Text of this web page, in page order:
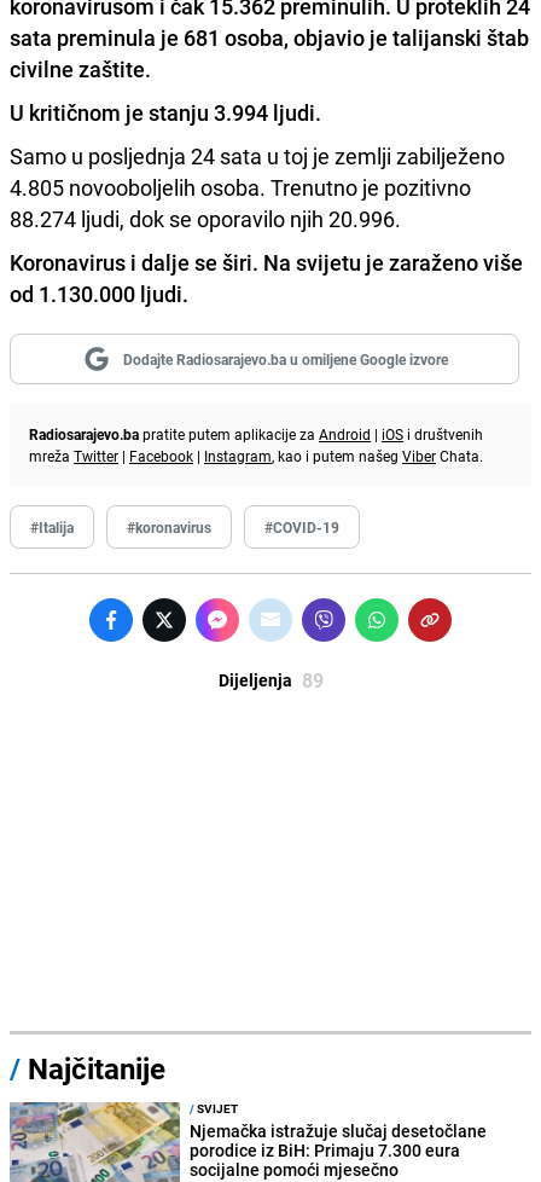
sata preminula je 681 osoba, objavio je talijanski štab
civilne zaštite.
U kritičnom je stanju 3.994 ljudi.
Samo u posljednja 24 sata u toj je zemlji zabilježeno
4.805 novooboljelih osoba. Trenutno je pozitivno
88.274 ljudi, dok se oporavilo njih 20.996.
Koronavirus i dalje se širi. Na svijetu je zaraženo više
od 1.130.000 ljudi.
Dodajte Radiosarajevo.ba u omiljene Google izvore
Radiosarajevo.bapratite putem aplikacije za Android | iOS i društvenih
mreža Twitter | Facebook | Instagram, kao i putem našeg ViberChata.
#Italija #koronavirus #COVID-19
Dijeljenja 89
/ Najčitanije
/SVIJET
Njemačka istražuje slučaj desetočlane
porodice iz BiH: Primaju 7.300 eura
socijalne pomoći mjesečno